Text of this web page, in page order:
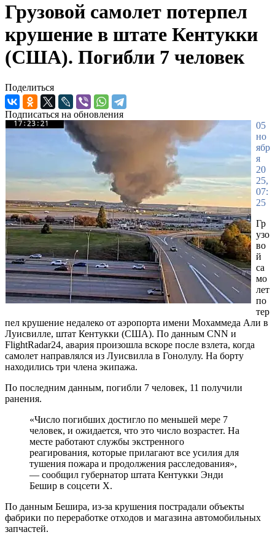
Грузовой самолет потерпел
крушение в штате Кентукки
(США). Погибли 7 человек
Поделиться
Подписаться на обновления
05
но
ябр
я
20
25,
07:
25
Гр
узо
во
й
са
мо
лет
по
тер
пел крушение недалеко от аэропорта имени Мохаммеда Али в
Луисвилле, штат Кентукки (США). По данным CNN и
FlightRadar24, авария произошла вскоре после взлета, когда
самолет направлялся из Луисвилла в Гонолулу. На борту
находились три члена экипажа.
По последним данным, погибли 7 человек, 11 получили
ранения.
«Число погибших достигло по меньшей мере 7
человек, и ожидается, что это число возрастет. На
месте работают службы экстренного
реагирования, которые прилагают все усилия для
тушения пожара и продолжения расследования»,
— сообщил губернатор штата Кентукки Энди
Бешир в соцсети Х.
По данным Бешира, из-за крушения пострадали объекты
фабрики по переработке отходов и магазина автомобильных
запчастей.